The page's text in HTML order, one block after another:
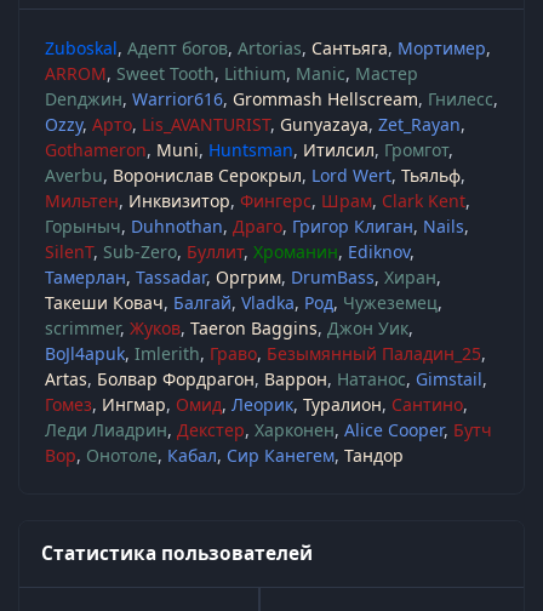
Zuboskal Адепт богов Artorias Сантьяга Мортимер
ARROM Sweet Tooth Lithium Manic Мастер
Denджин Warrior616 Grommash Hellscream Гнилесс
Ozzy Арто Lis_AVANTURIST Gunyazaya Zet_Rayan
Gothameron Muni Huntsman Итилсил Громгот
Averbu Воронислав Серокрыл Lord Wert Тьяльф
Мильтен Инквизитор Фингерс Шрам Clark Kent
Горыныч Duhnothan Драго Григор Клиган Nails
SilenT Sub-Zero Буллит Хроманин Ediknov
Тамерлан Tassadar Оргрим DrumBass Хиран
Такеши Ковач Балгай Vladka Род Чужеземец
scrimmer Жуков Taeron Baggins Джон Уик
BoJl4apuk Imlerith Граво Безымянный Паладин_25
Artas Болвар Фордрагон Варрон Натанос Gimstail
Гомез Ингмар Омид Леорик Туралион Сантино
Леди Лиадрин Декстер Харконен Alice Cooper Бутч
Вор Онотоле Кабал Сир Канегем Тандор
Статистика пользователей